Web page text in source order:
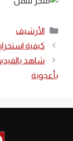
التصنيفات
الأرشيف
كيفية
شاهد
بأعجوبة